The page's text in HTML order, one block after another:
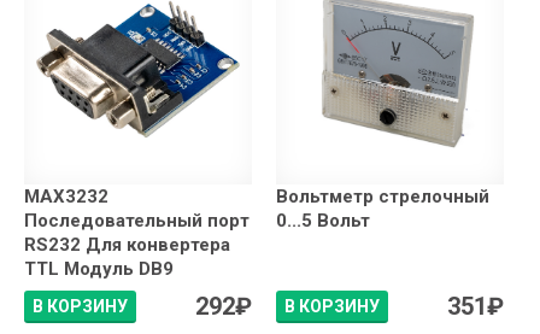
MAX3232
Последовательный порт
RS232 Для конвертера
TTL Модуль DB9
В КОРЗИНУ 292₽
Вольтметр стрелочный
0...5 Вольт
В КОРЗИНУ 351₽